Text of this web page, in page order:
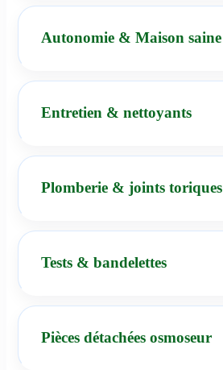
Autonomie & Maison saine
Entretien & nettoyants
Plomberie & joints toriques
Tests & bandelettes
Pièces détachées osmoseur